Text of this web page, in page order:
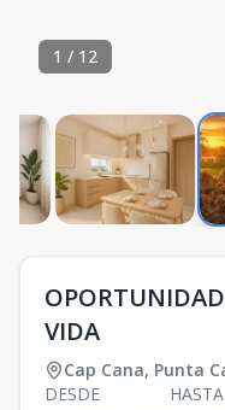
1 / 12
VIDA
Cap Cana, Punta
DESDE
HASTA